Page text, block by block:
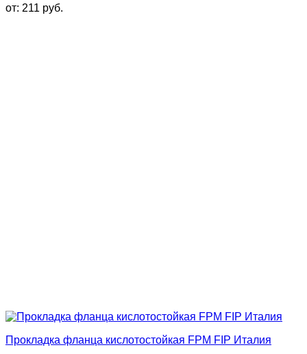
от: 211 руб.
Прокладка фланца кислотостойкая FPM FIP Италия